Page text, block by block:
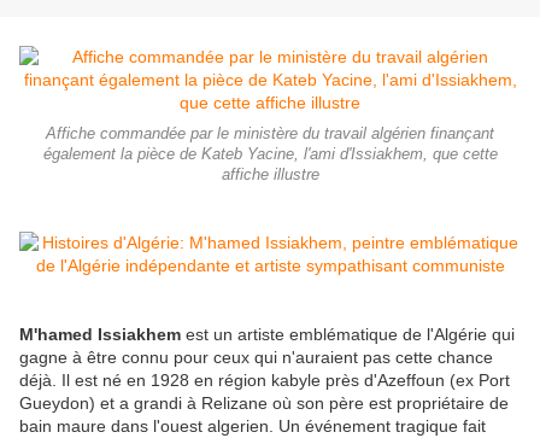
Affiche commandée par le ministère du travail algérien finançant
également la pièce de Kateb Yacine, l'ami d'Issiakhem, que cette
affiche illustre
M'hamed Issiakhem est un artiste emblématique de l'Algérie qui
gagne à être connu pour ceux qui n'auraient pas cette chance
déjà. Il est né en 1928 en région kabyle près d'Azeffoun (ex Port
Gueydon) et a grandi à Relizane où son père est propriétaire de
bain maure dans l'ouest algerien. Un événement tragique fait